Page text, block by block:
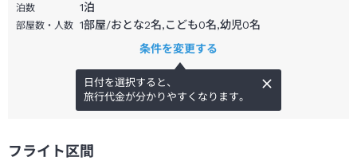
泊数 1泊
部屋数・人数 1部屋/おとな2名,こども0名,幼児0名
条件を変更する
日付を選択すると、
旅行代金が分かりやすくなります。
フライト区間